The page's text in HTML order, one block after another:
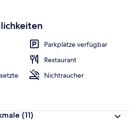
Parkplätze verfügbar
Restaurant
Nichtraucher
(11)